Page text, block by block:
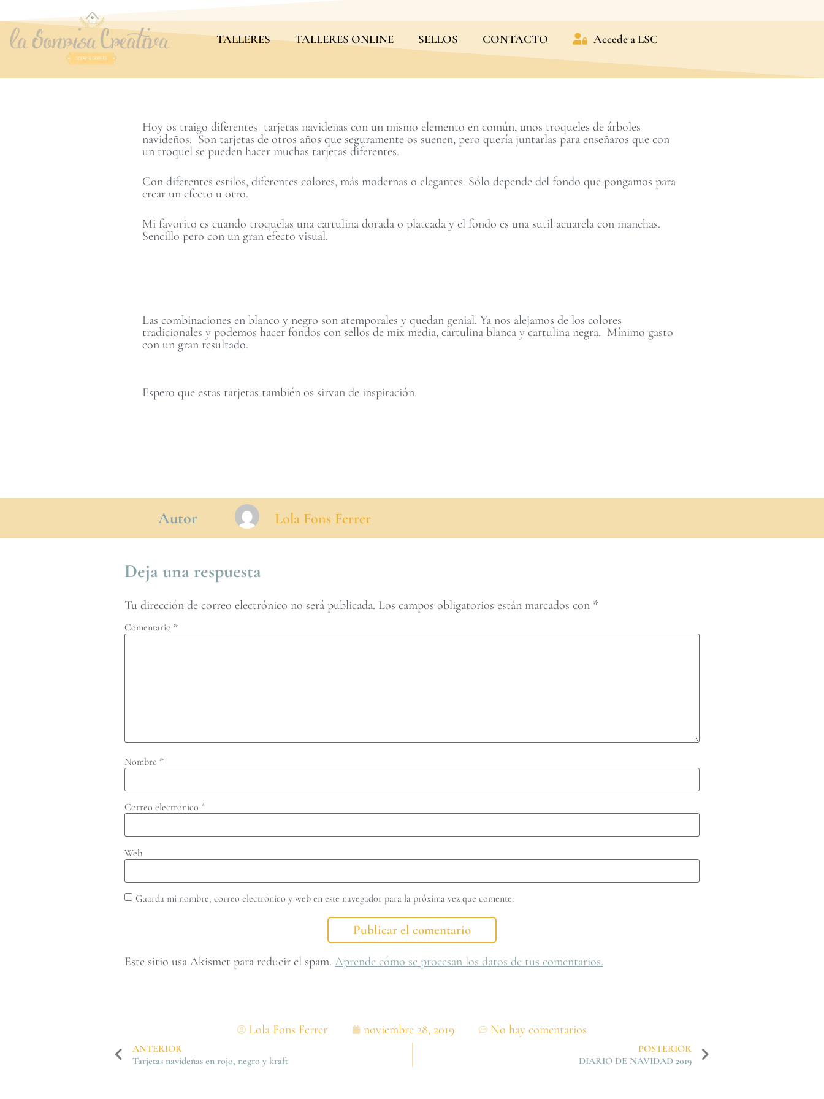
TALLERES TALLERES ONLINE SELLOS CONTACTO Accede a LSC
Hoy os traigo diferentes tarjetas navideñas con un mismo elemento en común, unos troqueles de árboles
navideños. Son tarjetas de otros años que seguramente os suenen, pero quería juntarlas para enseñaros que con
un troquel se pueden hacer muchas tarjetas diferentes.
Con diferentes estilos, diferentes colores, más modernas o elegantes. Sólo depende del fondo que pongamos para
crear un efecto u otro.
Mi favorito es cuando troquelas una cartulina dorada o plateada y el fondo es una sutil acuarela con manchas.
Sencillo pero con un gran efecto visual.
Las combinaciones en blanco y negro son atemporales y quedan genial. Ya nos alejamos de los colores
tradicionales y podemos hacer fondos con sellos de mix media, cartulina blanca y cartulina negra. Mínimo gasto
con un gran resultado.
Espero que estas tarjetas también os sirvan de inspiración.
Autor Lola Fons Ferrer
Deja una respuesta
Tu dirección de correo electrónico no será publicada. Los campos obligatorios están marcados con *
Comentario *
Nombre *
Correo electrónico *
Web
Guarda mi nombre, correo electrónico y web en este navegador para la próxima vez que comente.
Este sitio usa Akismet para reducir el spam. Aprende cómo se procesan los datos de tus comentarios.
Lola Fons Ferrer noviembre 28, 2019 No hay comentarios
ANTERIOR
Tarjetas navideñas en rojo, negro y kraft
POSTERIOR
DIARIO DE NAVIDAD 2019